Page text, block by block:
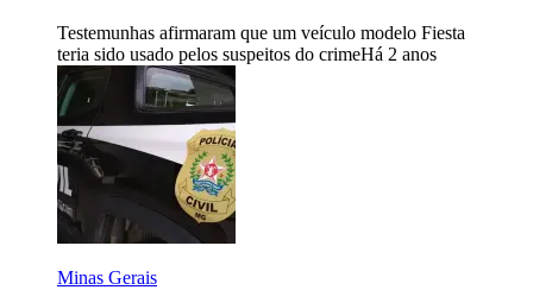
Testemunhas afirmaram que um veículo modelo Fiesta
teria sido usado pelos suspeitos do crimeHá 2 anos
Minas Gerais